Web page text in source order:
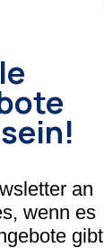
an
wenn es
gibt